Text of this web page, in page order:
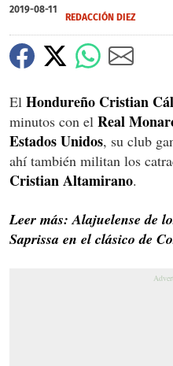
2019-08-11
REDACCIÓN DIEZ
El Hondureño Cristian
minutos con el Real
EstadosUnidos, su club
ahí también militan los
CristianAltamirano.
Leer más: Alajuelense de
Saprissa en el clásico de